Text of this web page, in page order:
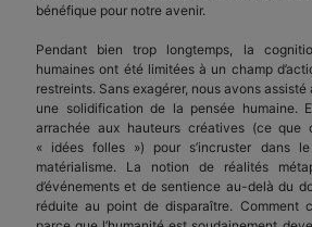
bénéfique pour notre avenir.
Pendant bien trop longtemps, la
humaines ont été limitées à un champ
restreints. Sans exagérer, nous avons
une solidification de la pensée humaine.
arrachée aux hauteurs créatives (ce que
« idées folles ») pour s’incruster dans
matérialisme. La notion de réalités
d’événements et de sentience au-delà du
réduite au point de disparaître. Comment